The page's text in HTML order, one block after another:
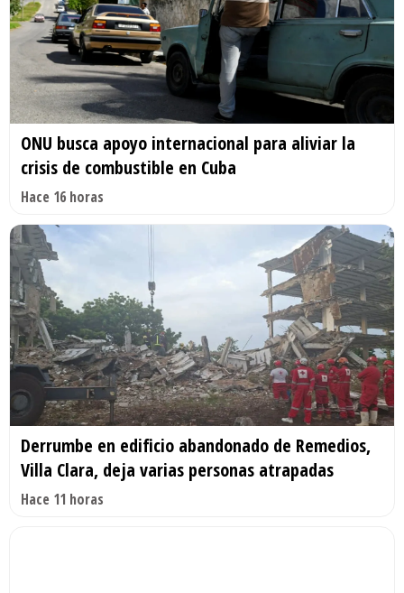
ONU busca apoyo internacional para aliviar la
crisis de combustible en Cuba
Hace 16 horas
Derrumbe en edificio abandonado de Remedios,
Villa Clara, deja varias personas atrapadas
Hace 11 horas